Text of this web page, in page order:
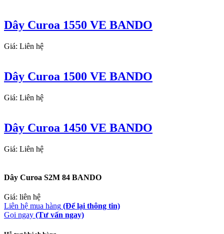
Dây Curoa 1550 VE BANDO
Giá: Liên hệ
Dây Curoa 1500 VE BANDO
Giá: Liên hệ
Dây Curoa 1450 VE BANDO
Giá: Liên hệ
Dây Curoa S2M 84 BANDO
Giá: liên hệ
Liên hệ mua hàng (Để lại thông tin)
Gọi ngay (Tư vấn ngay)